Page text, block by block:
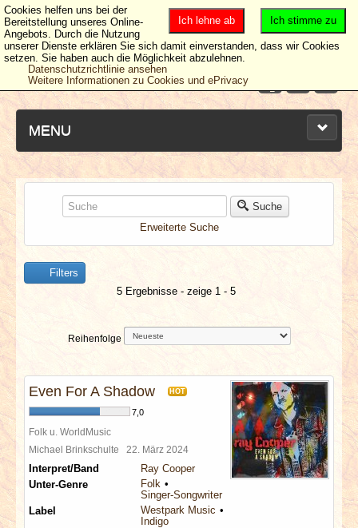
MENU
NEUESTE ARTIKEL
NEWS & DATES
BERICHTE
VERLOSUNGEN
SPECIALS
REDAKTION
LINKS
Suche
Erweiterte Suche
Filters
5 Ergebnisse - zeige 1 - 5
Reihenfolge
Even For A Shadow HOT
7,0
Folk u. WorldMusic
Michael Brinkschulte 22. März 2024
Interpret/Band
Ray Cooper
Unter-Genre
Folk
Singer-Songwriter
Label
Westpark Music
Indigo
Ich stimme zu
Ich lehne ab
Cookies helfen uns bei der
Bereitstellung unseres Online-
Angebots. Durch die Nutzung
unserer Dienste erklären Sie sich damit einverstanden, dass wir Cookies
setzen. Sie haben auch die Möglichkeit abzulehnen.
Datenschutzrichtlinie ansehen
Weitere Informationen zu Cookies und ePrivacy